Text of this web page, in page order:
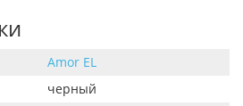
Amor EL
черный